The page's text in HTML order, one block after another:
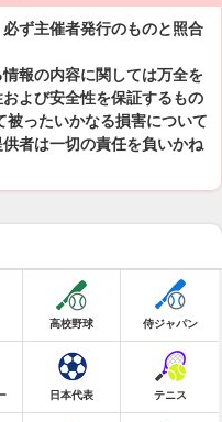
ず主催者発行のものと照合
報の内容に関しては万全を
よび安全性を保証するもの
ったいかなる損害について
者は一切の責任を負いかね
高校野球 侍ジャパン
日本代表 テニス